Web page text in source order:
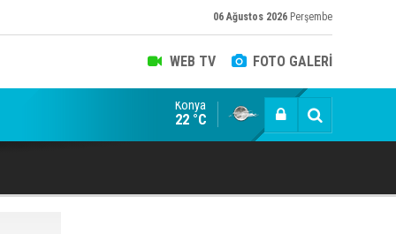
06 Ağustos 2026 Perşembe
WEB TV FOTO GALERİ
ekonomist, militan Hasan Hüseyin Varol
Konya
22 °C